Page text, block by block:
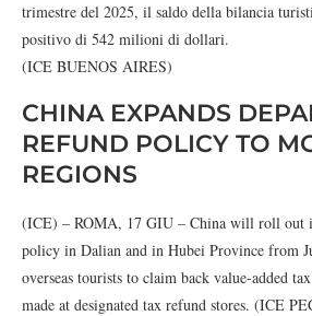
trimestre del 2025, il saldo della bilancia
positivo di 542 milioni di dollari.
(ICE BUENOS AIRES)
CHINA EXPANDS
REFUND POLICY TO
REGIONS
(ICE) – ROMA, 17 GIU – China will roll out
policy in Dalian and in Hubei Province from
overseas tourists to claim back value-added
made at designated tax refund stores. (ICE